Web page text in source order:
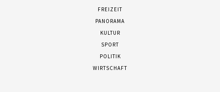
FREIZEIT
PANORAMA
KULTUR
SPORT
POLITIK
WIRTSCHAFT